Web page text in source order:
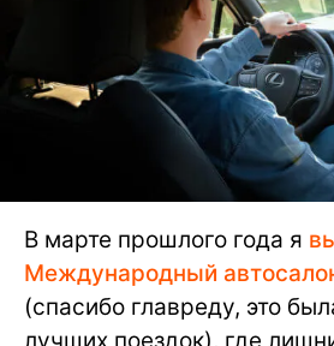
В марте прошлого года я
Международный
(спасибо главреду, это